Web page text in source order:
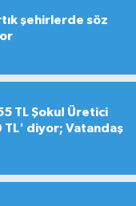
şehirlerde söz
TL Şoku! Üretici
TL' diyor; Vatandaş